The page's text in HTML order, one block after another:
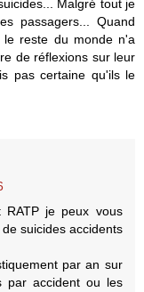
Malgré tout je
passagers... Quand
reste du monde n'a
de réflexions sur leur
pas certaine qu'ils le
je peux vous
suicides accidents
par an sur
par accident ou les